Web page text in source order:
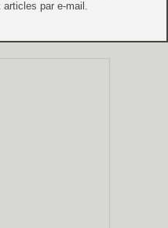
articles par e-mail.